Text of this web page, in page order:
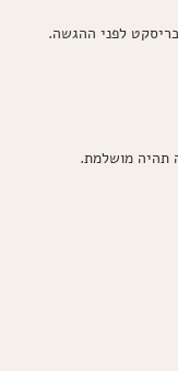
לפני ההגשה.
תהיה מושלמת.